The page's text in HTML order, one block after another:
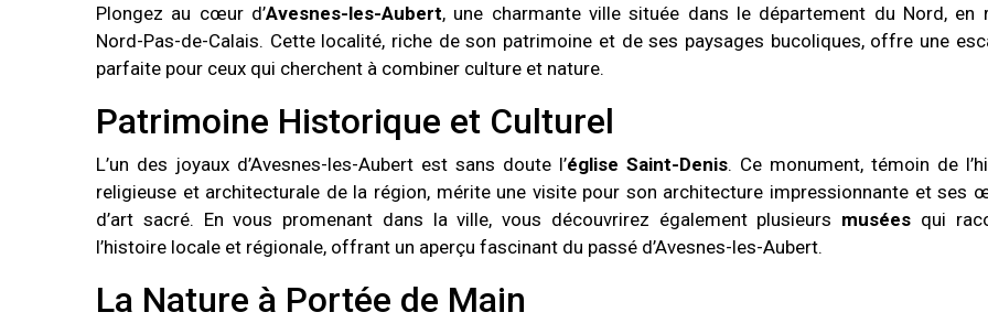
Plongez au cœur d’Avesnes-les-Aubert, une charmante ville située dans le département du Nord, en
Nord-Pas-de-Calais. Cette localité, riche de son patrimoine et de ses paysages bucoliques, offre une
parfaite pour ceux qui cherchent à combiner culture et nature.
Patrimoine Historique et Culturel
L’un des joyaux d’Avesnes-les-Aubert est sans doute l’église Saint-Denis. Ce monument, témoin de
religieuse et architecturale de la région, mérite une visite pour son architecture impressionnante et ses
d’art sacré. En vous promenant dans la ville, vous découvrirez également plusieurs musées qui
l’histoire locale et régionale, offrant un aperçu fascinant du passé d’Avesnes-les-Aubert.
La Nature à Portée de Main